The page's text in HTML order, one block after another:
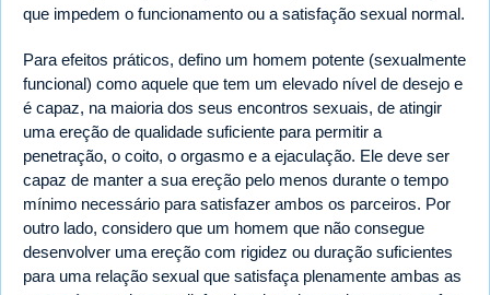
que impedem o funcionamento ou a satisfação sexual normal.
Para efeitos práticos, defino um homem potente (sexualmente
funcional) como aquele que tem um elevado nível de desejo e
é capaz, na maioria dos seus encontros sexuais, de atingir
uma ereção de qualidade suficiente para permitir a
penetração, o coito, o orgasmo e a ejaculação. Ele deve ser
capaz de manter a sua ereção pelo menos durante o tempo
mínimo necessário para satisfazer ambos os parceiros. Por
outro lado, considero que um homem que não consegue
desenvolver uma ereção com rigidez ou duração suficientes
para uma relação sexual que satisfaça plenamente ambas as